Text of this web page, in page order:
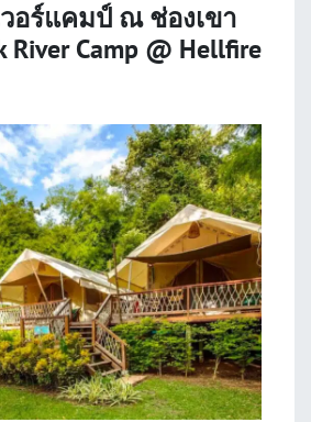
อร์แคมป์ ณ ช่องเขา
Camp @ Hellfire